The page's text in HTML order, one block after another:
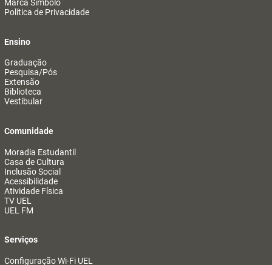
Marca Símbolo
Política de Privacidade
Ensino
Graduação
Pesquisa/Pós
Extensão
Biblioteca
Vestibular
Comunidade
Moradia Estudantil
Casa de Cultura
Inclusão Social
Acessibilidade
Atividade Física
TV UEL
UEL FM
Serviços
Configuração Wi-Fi UEL